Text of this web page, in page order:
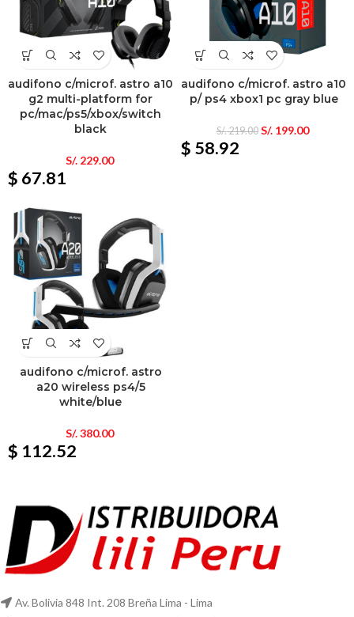
audifono c/microf. astro a10
g2 multi-platform for
pc/mac/ps5/xbox/switch
black
S/.229.00
$ 67.81
audifono c/microf. astro a10
p/ ps4 xbox1 pc gray blue
S/.219.00 S/.199.00
$ 58.92
audifono c/microf. astro
a20 wireless ps4/5
white/blue
S/.380.00
$ 112.52
Av. Bolivia 848 Int. 208 Breña Lima - Lima